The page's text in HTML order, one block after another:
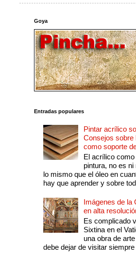
Goya
Entradas populares
Pintar acrílico
Consejos sobre
como soporte
El acrílico
pintura, no es
lo mismo que el óleo en
hay que aprender y sobre
Imágenes de la
en alta
Es complicado
Sixtina en el
una obra de
debe dejar de visitar